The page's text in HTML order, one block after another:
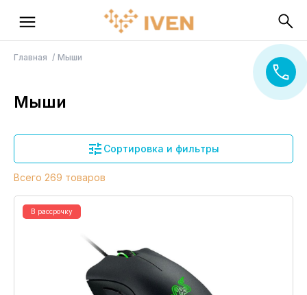
Главная Мыши
Мыши
Сортировка и фильтры
Всего 269 товаров
В рассрочку